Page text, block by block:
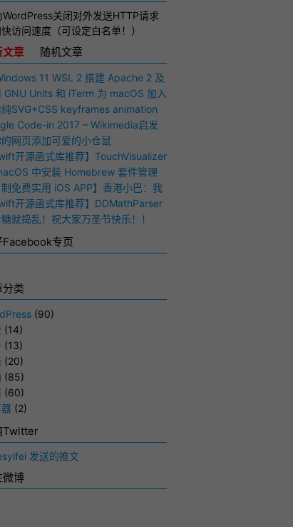
site2.com');
文章 随机文章
11 WSL 2 搭建 Apache 2 及
7 开发环境
GNU Units 和 iTerm 为 macOS 加入
功能计算器
SVG+CSS keyframes animation
现手写毛笔字（书法）效果
Code-in 2017 – Wikimedia启发
网页添加可爱的小仓鼠
开源函式库推荐】TouchVisualizer
幕上显示你所触摸的位置
中安装 Homebrew 套件管理
制免费实用 iOS APP】香港小巴：我
车！开源函式库推荐】DDMathParser
文字表达式（算式）计算结果
就捣乱！祝大家万圣节快乐！！
Facebook专页
类
(90)
(14)
(13)
(20)
(85)
(60)
(2)
Twitter
发送的推文
微博